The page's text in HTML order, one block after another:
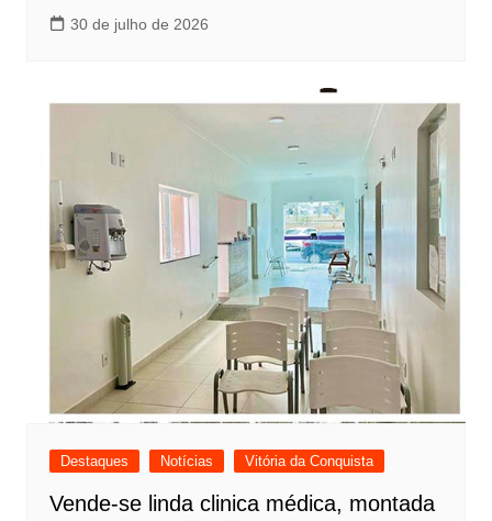
30 de julho de 2026
Destaques Notícias Vitória da Conquista
Vende-se linda clinica médica, montada